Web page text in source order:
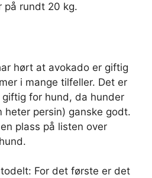
på rundt 20 kg.
hørt at avokado er giftig
i mange tilfeller. Det er
for hund, da hunder
persin) ganske godt.
plass på listen over
For det første er det